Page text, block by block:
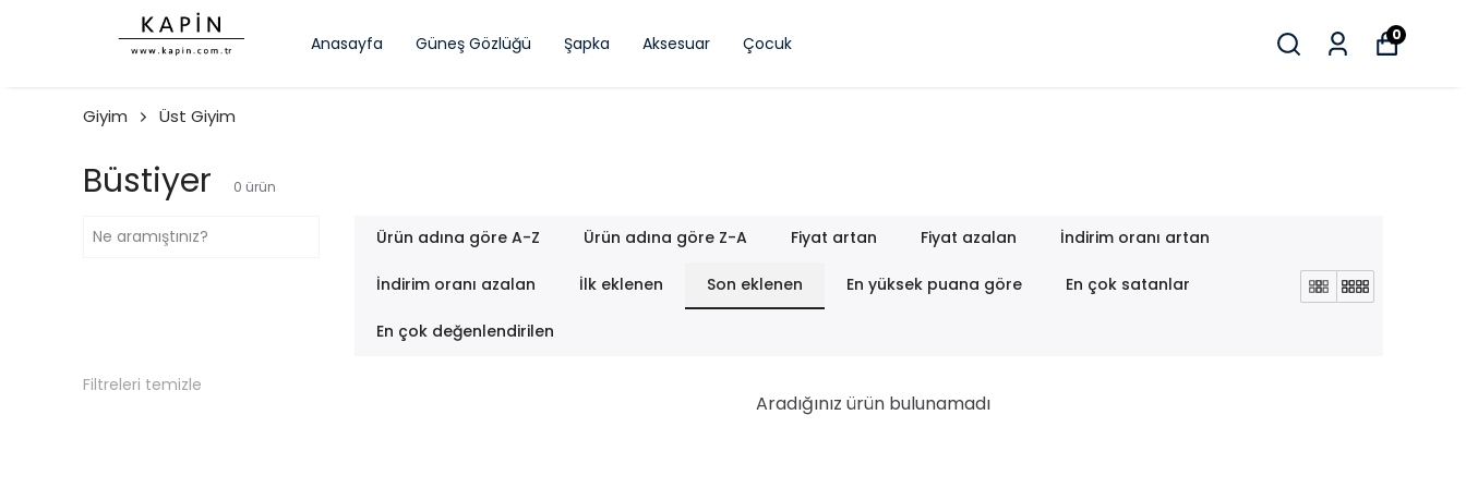
Anasayfa Güneş Gözlüğü Şapka Aksesuar Çocuk 0
Giyim Üst Giyim
Büstiyer 0 ürün
Ürün adına göre A-Z Ürün adına göre Z-A Fiyat artan Fiyat azalan İndirim oranı artan
İndirim oranı azalan İlk eklenen Son eklenen En yüksek puana göre En çok satanlar
En çok değenlendirilen
Filtreleri temizle
Aradığınız ürün bulunamadı